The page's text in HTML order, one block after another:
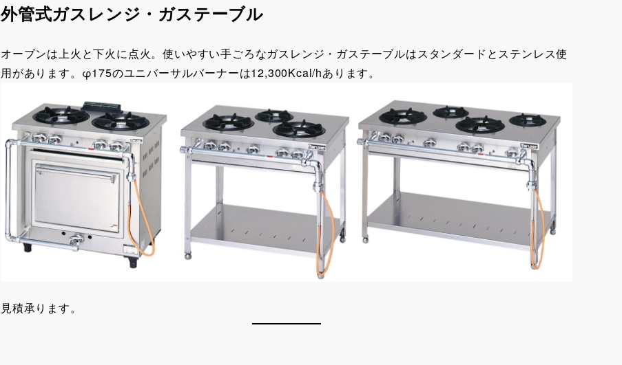
外管式ガスレンジ・ガステーブル
オーブンは上火と下火に点火。使いやすい手ごろなガスレンジ・ガステーブルはスタンダードとステンレス使
用があります。φ175のユニバーサルバーナーは12,300Kcal/hあります。
見積承ります。